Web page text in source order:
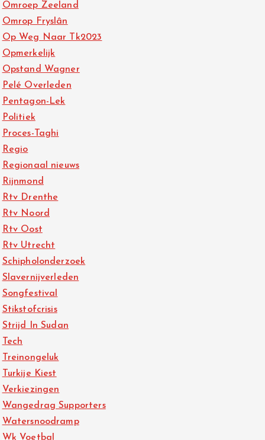
Omroep Zeeland
Omrop Fryslân
Op Weg Naar Tk2023
Opmerkelijk
Opstand Wagner
Pelé Overleden
Pentagon-Lek
Politiek
Proces-Taghi
Regio
Regionaal nieuws
Rijnmond
Rtv Drenthe
Rtv Noord
Rtv Oost
Rtv Utrecht
Schipholonderzoek
Slavernijverleden
Songfestival
Stikstofcrisis
Strijd In Sudan
Tech
Treinongeluk
Turkije Kiest
Verkiezingen
Wangedrag Supporters
Watersnoodramp
Wk Voetbal